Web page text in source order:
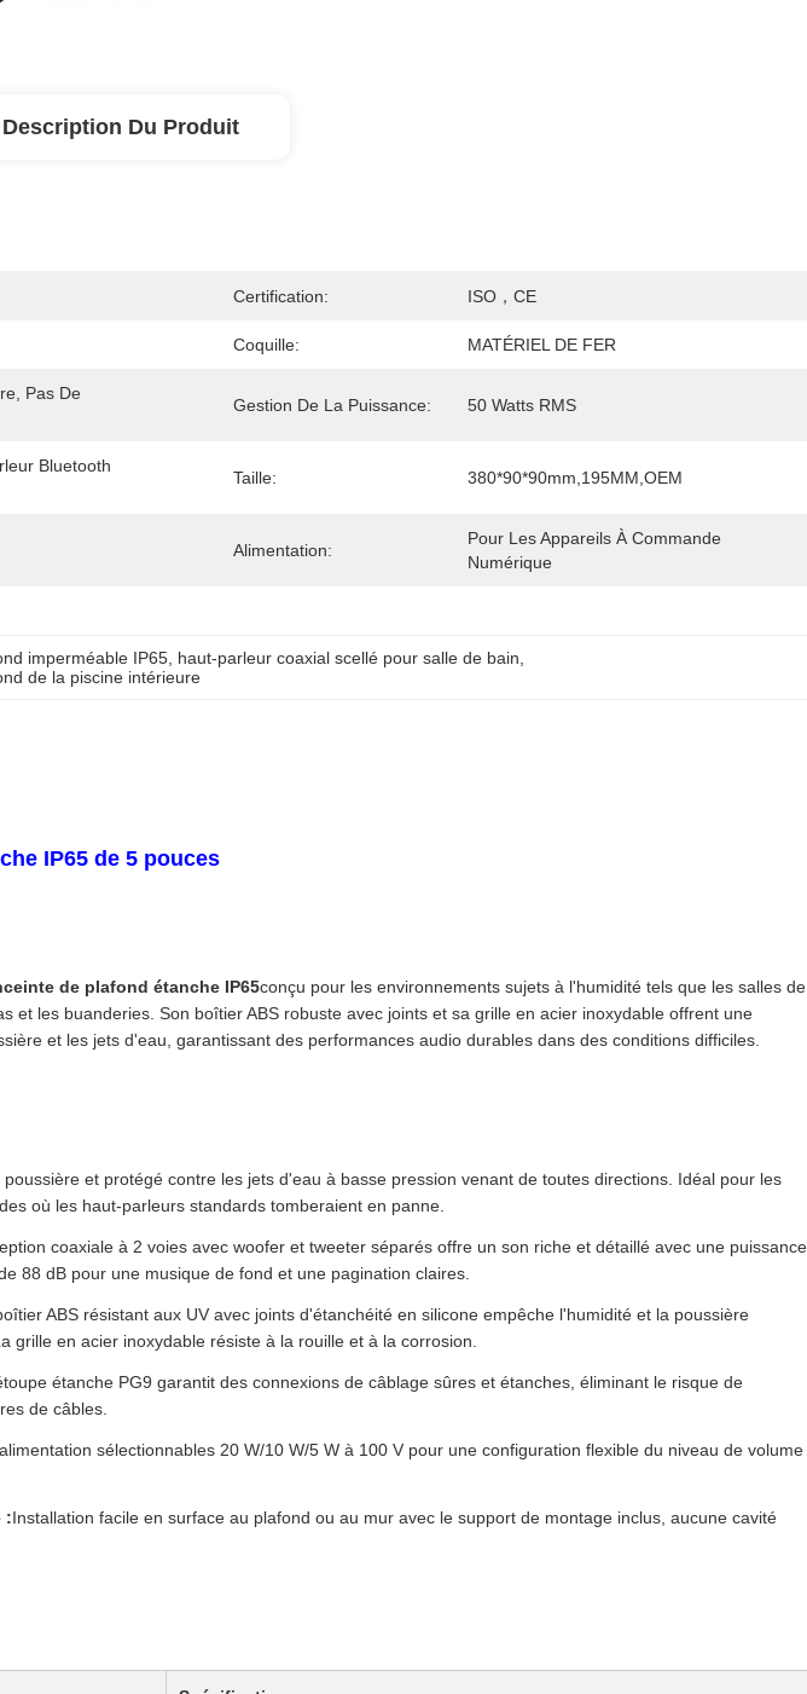
Description Du Produit
Certification: ISO，CE
Coquille: MATÉRIEL DE FER
Pas De
Gestion De La Puissance: 50 Watts RMS
Bluetooth
Taille: 380*90*90mm,195MM,OEM
Alimentation:
Pour Les Appareils À Commande
Numérique
imperméable IP65 haut-parleur coaxial scellé pour salle de bain
de la piscine intérieure
IP65 de 5 pouces
de plafond étanche IP65conçu pour les environnements sujets à l'humidité tels que les salles de
et les buanderies. Son boîtier ABS robuste avec joints et sa grille en acier inoxydable offrent une
et les jets d'eau, garantissant des performances audio durables dans des conditions difficiles.
et protégé contre les jets d'eau à basse pression venant de toutes directions. Idéal pour les
où les haut-parleurs standards tomberaient en panne.
coaxiale à 2 voies avec woofer et tweeter séparés offre un son riche et détaillé avec une puissance
88 dB pour une musique de fond et une pagination claires.
ABS résistant aux UV avec joints d'étanchéité en silicone empêche l'humidité et la poussière
grille en acier inoxydable résiste à la rouille et à la corrosion.
étanche PG9 garantit des connexions de câblage sûres et étanches, éliminant le risque de
de câbles.
sélectionnables 20 W/10 W/5 W à 100 V pour une configuration flexible du niveau de volume
:Installation facile en surface au plafond ou au mur avec le support de montage inclus, aucune cavité